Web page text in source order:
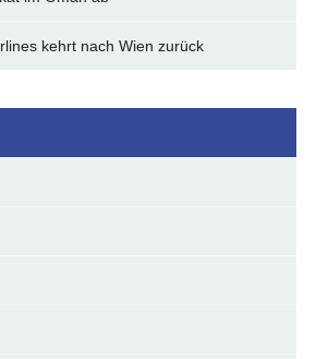
kehrt nach Wien zurück